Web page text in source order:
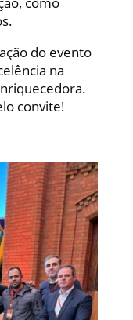
do evento
na
convite!